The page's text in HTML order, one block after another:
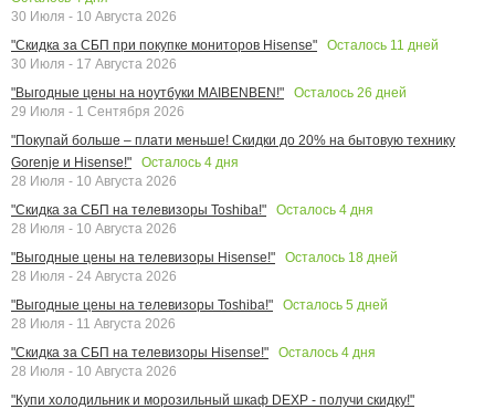
30 Июля - 10 Августа 2026
"Скидка за СБП при покупке мониторов Hisense"
Осталось 11 дней
30 Июля - 17 Августа 2026
"Выгодные цены на ноутбуки MAIBENBEN!"
Осталось 26 дней
29 Июля - 1 Сентября 2026
"Покупай больше – плати меньше! Скидки до 20% на бытовую технику
Gorenje и Hisense!"
Осталось 4 дня
28 Июля - 10 Августа 2026
"Скидка за СБП на телевизоры Toshiba!"
Осталось 4 дня
28 Июля - 10 Августа 2026
"Выгодные цены на телевизоры Hisense!"
Осталось 18 дней
28 Июля - 24 Августа 2026
"Выгодные цены на телевизоры Toshiba!"
Осталось 5 дней
28 Июля - 11 Августа 2026
"Скидка за СБП на телевизоры Hisense!"
Осталось 4 дня
28 Июля - 10 Августа 2026
"Купи холодильник и морозильный шкаф DEXP - получи скидку!"